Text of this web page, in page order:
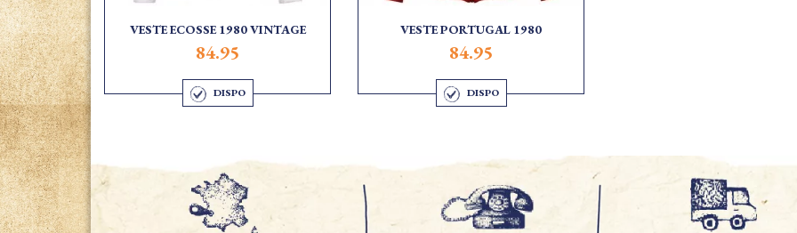
VESTE ECOSSE 1980 VINTAGE
84.95
DISPO
VESTE PORTUGAL 1980
84.95
DISPO